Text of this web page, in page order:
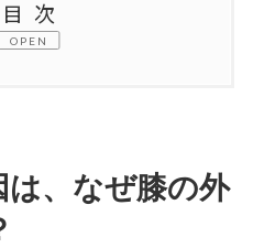
目次
OPEN
さは、気づかれにくい
は、なぜ膝の外